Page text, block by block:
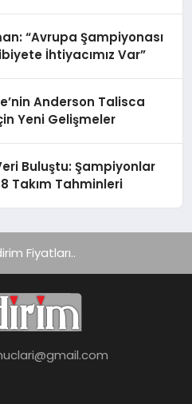
“Avrupa Şampiyonası
İhtiyacımız Var”
Anderson Talisca
Yeni Gelişmeler
Buluştu: Şampiyonlar
8 Takım Tahminleri
Fiyatları..